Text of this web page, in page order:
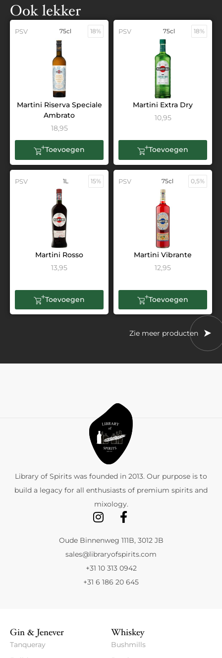
Ook lekker
PSV 75cl 18%
Martini Riserva Speciale
Ambrato
18,95
Toevoegen
PSV 75cl 18%
Martini Extra Dry
10,95
Toevoegen
PSV 1L 15%
Martini Rosso
13,95
Toevoegen
PSV 75cl 0,5%
Martini Vibrante
12,95
Toevoegen
Zie meer producten
Library of Spirits was founded in 2013. Our purpose is to
build a legacy for all enthusiasts of premium spirits and
mixology.
Oude Binnenweg 111B, 3012 JB
sales@libraryofspirits.com
+31 10 313 0942
+31 6 186 20 645
Gin & Jenever
Tanqueray
Whiskey
Bushmills